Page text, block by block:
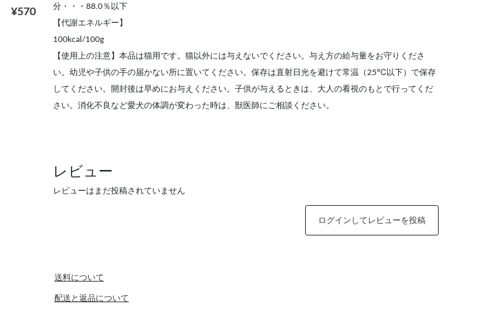
¥570
分・・・88.0％以下
【代謝エネルギー】
100kcal/100g
【使用上の注意】本品は猫用です。猫以外には与えないでください。与え方の給与量をお守りくださ
い。幼児や子供の手の届かない所に置いてください。保存は直射日光を避けて常温（25℃以下）で保存
してください。開封後は早めにお与えください。子供が与えるときは、大人の看視のもとで行ってくだ
さい。消化不良など愛犬の体調が変わった時は、獣医師にご相談ください。
レビュー
レビューはまだ投稿されていません
ログインしてレビューを投稿
送料について
配送と返品について